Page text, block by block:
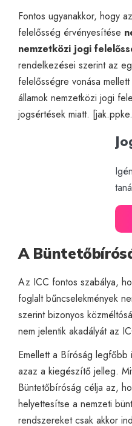
Fontos ugyanakkor, hogy
felelősség érvényesítése
nemzetközi jogi
rendelkezései szerint az
felelősségre vonása
államok nemzetközi jogi
jogsértések miatt. [
A
Az ICC fontos szabálya,
foglalt bűncselekmények
szerint bizonyos
nem jelentik akadályát az
Emellett a Bíróság legfőbb
azaz a kiegészítő jelleg.
Büntetőbíróság célja az,
helyettesítse a nemzeti
rendszereket csak akkor